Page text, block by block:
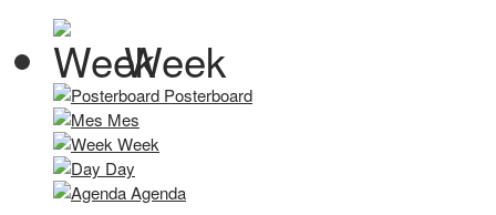
Week
Posterboard
Mes
Week
Day
Agenda